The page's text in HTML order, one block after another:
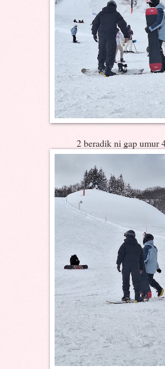
2 beradik ni gap umur